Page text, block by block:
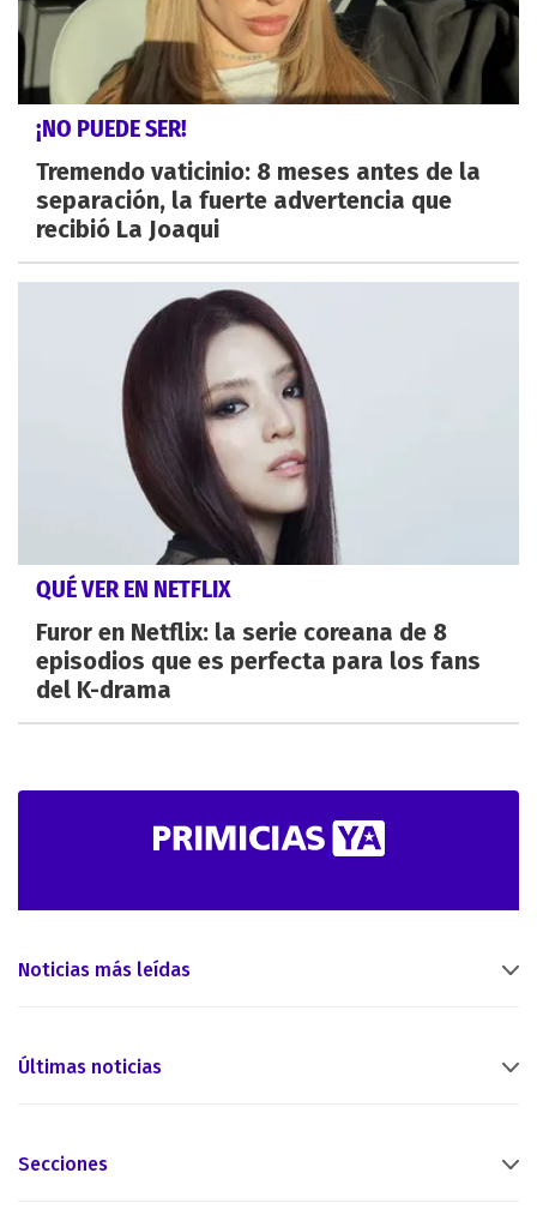
¡NO PUEDE SER!
Tremendo vaticinio: 8 meses antes de la
separación, la fuerte advertencia que
recibió La Joaqui
QUÉ VER EN NETFLIX
Furor en Netflix: la serie coreana de 8
episodios que es perfecta para los fans
del K-drama
Noticias más leídas
Últimas noticias
Secciones